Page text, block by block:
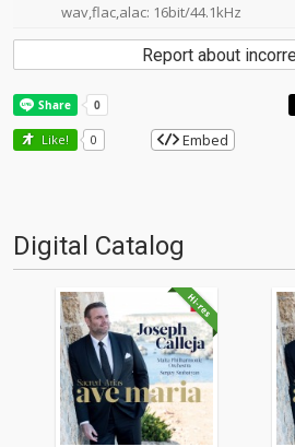
wav,flac,alac: 16bit/44.1kHz
Report about
Like! 0 Embed
Digital Catalog